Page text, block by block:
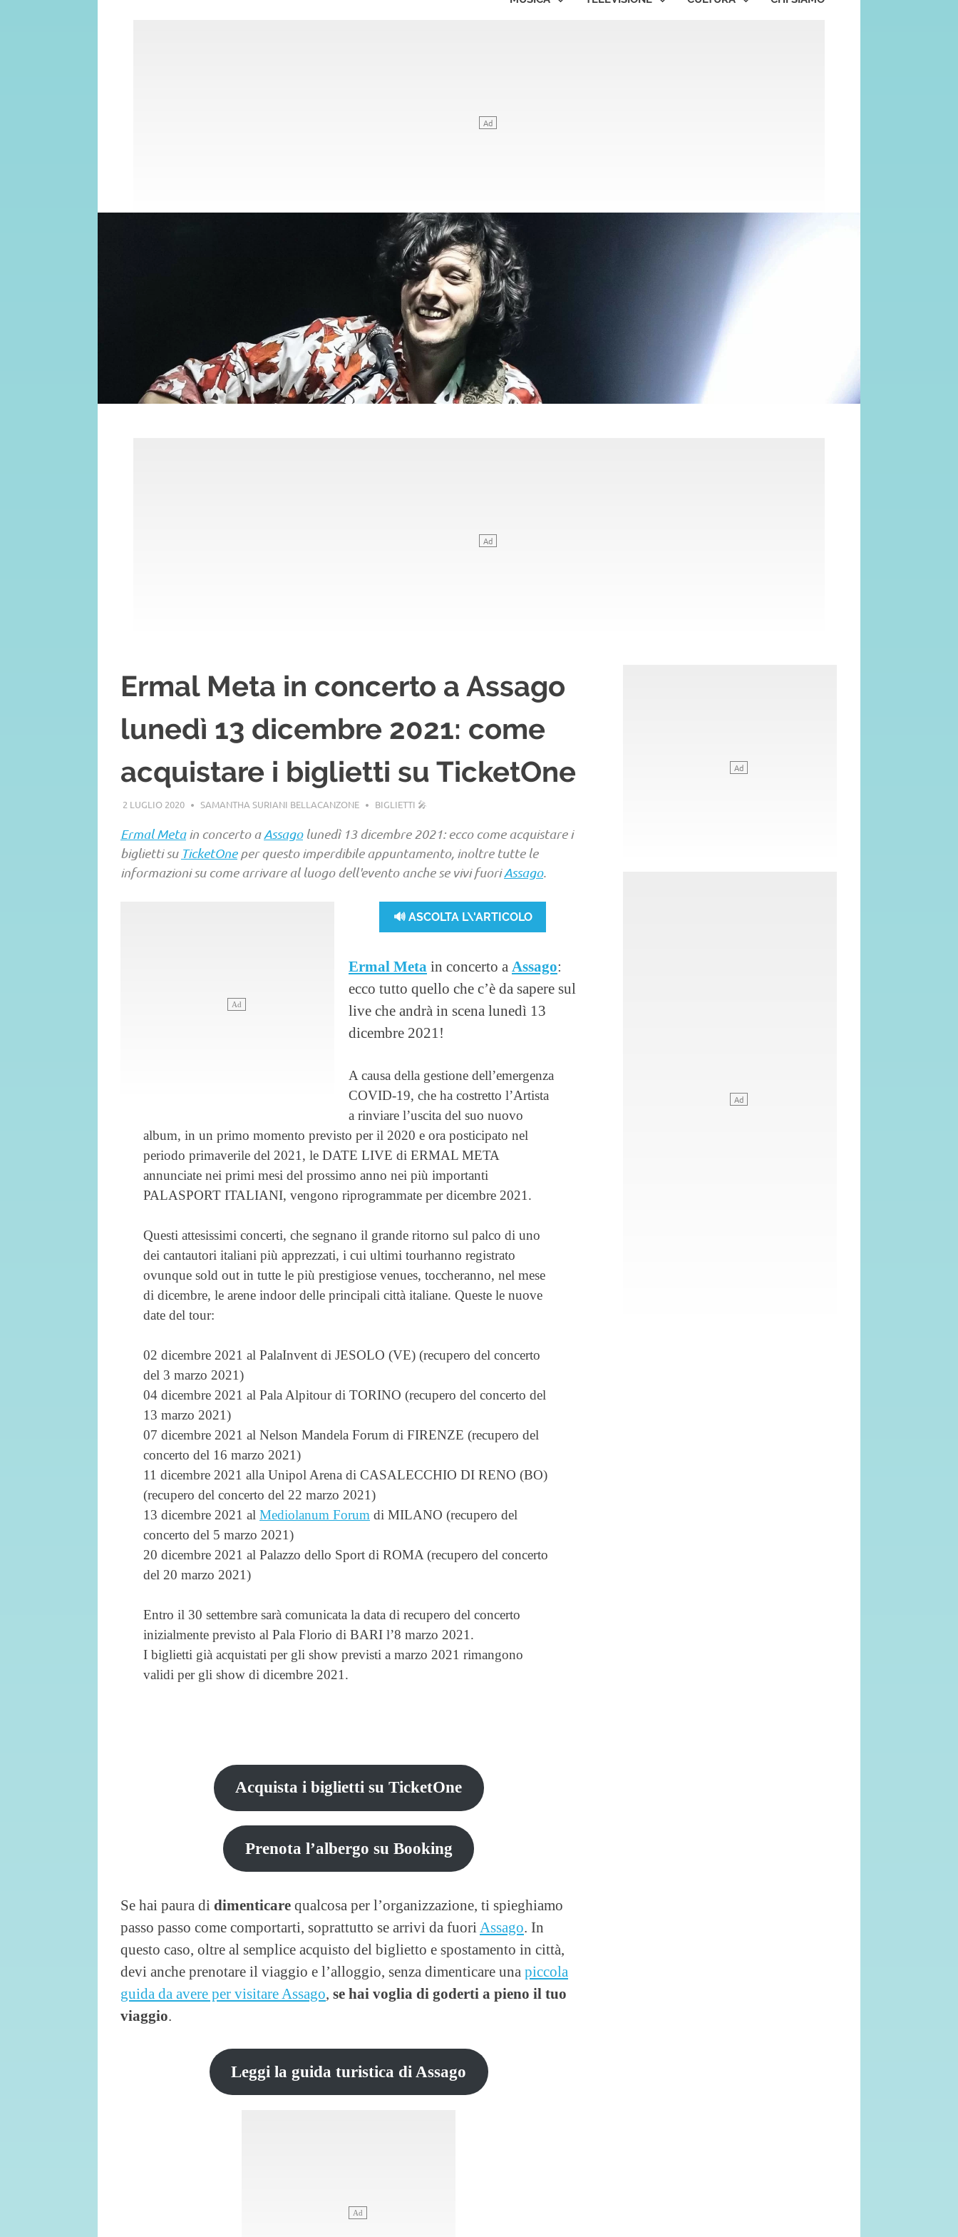
Ermal Meta in concerto a Assago
lunedì 13 dicembre 2021: come
acquistare i biglietti su TicketOne
2 LUGLIO 2020 SAMANTHA SURIANI BELLACANZONE BIGLIETTI 🎤
Ermal Metain concerto aAssagolunedì 13 dicembre 2021: ecco come acquistare i
biglietti su TicketOneper questo imperdibile appuntamento, inoltre tutte le
informazioni su come arrivare al luogo dell'evento anche se vivi fuoriAssago.
🔊 ASCOLTA L\'ARTICOLO
Ermal Meta in concerto a Assago:
ecco tutto quello che c’è da sapere sul
live che andrà in scena lunedì 13
dicembre 2021!
A causa della gestione dell’emergenza
COVID-19, che ha costretto l’Artista
a rinviare l’uscita del suo nuovo
album, in un primo momento previsto per il 2020 e ora posticipato nel
periodo primaverile del 2021, le DATE LIVE di ERMAL META
annunciate nei primi mesi del prossimo anno nei più importanti
PALASPORT ITALIANI, vengono riprogrammate per dicembre 2021.
Questi attesissimi concerti, che segnano il grande ritorno sul palco di uno
dei cantautori italiani più apprezzati, i cui ultimi tourhanno registrato
ovunque sold out in tutte le più prestigiose venues, toccheranno, nel mese
di dicembre, le arene indoor delle principali città italiane. Queste le nuove
date del tour:
02 dicembre 2021 al PalaInvent di JESOLO (VE) (recupero del concerto
del 3 marzo 2021)
04 dicembre 2021 al Pala Alpitour di TORINO (recupero del concerto del
13 marzo 2021)
07 dicembre 2021 al Nelson Mandela Forum di FIRENZE (recupero del
concerto del 16 marzo 2021)
11 dicembre 2021 alla Unipol Arena di CASALECCHIO DI RENO (BO)
(recupero del concerto del 22 marzo 2021)
13 dicembre 2021 al Mediolanum Forum di MILANO (recupero del
concerto del 5 marzo 2021)
20 dicembre 2021 al Palazzo dello Sport di ROMA (recupero del concerto
del 20 marzo 2021)
Entro il 30 settembre sarà comunicata la data di recupero del concerto
inizialmente previsto al Pala Florio di BARI l’8 marzo 2021.
I biglietti già acquistati per gli show previsti a marzo 2021 rimangono
validi per gli show di dicembre 2021.
Acquista i biglietti su TicketOne
Prenota l’albergo su Booking
Se hai paura di dimenticare qualcosa per l’organizzazione, ti spieghiamo
passo passo come comportarti, soprattutto se arrivi da fuori Assago. In
questo caso, oltre al semplice acquisto del biglietto e spostamento in città,
devi anche prenotare il viaggio e l’alloggio, senza dimenticare una piccola
guida da avere per visitare Assago, se hai voglia di goderti a pieno il tuo
viaggio.
Leggi la guida turistica di Assago